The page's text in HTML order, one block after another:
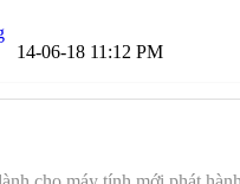
14-06-18 11:12 PM